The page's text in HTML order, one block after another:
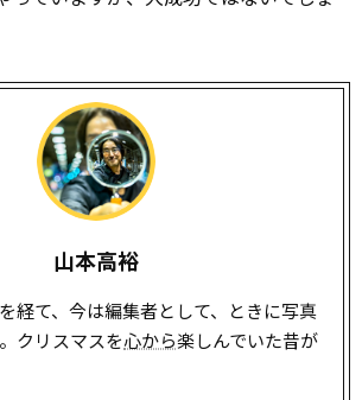
山本高裕
経て、今は編集者として、ときに写真
クリスマスを心から楽しんでいた昔が